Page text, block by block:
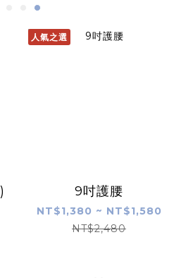
人氣之選
9吋護腰
NT$1,380 ~ NT$1,580
NT$2,480